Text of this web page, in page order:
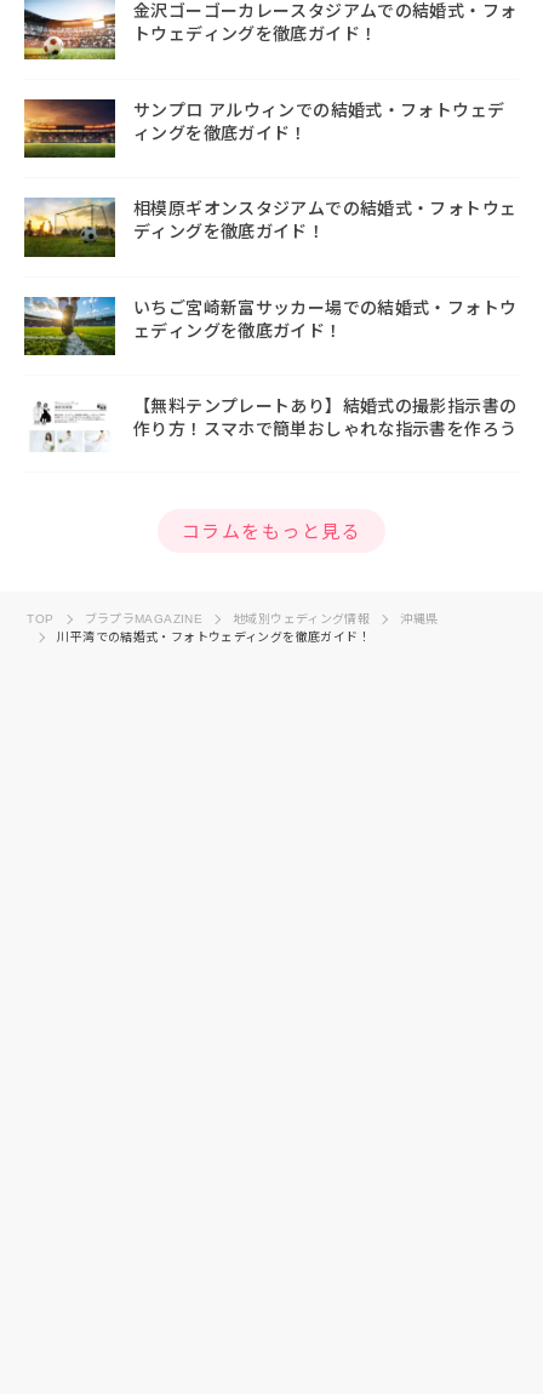
金沢ゴーゴーカレースタジアムでの結婚式・フォ
トウェディングを徹底ガイド！
サンプロ アルウィンでの結婚式・フォトウェデ
ィングを徹底ガイド！
相模原ギオンスタジアムでの結婚式・フォトウェ
ディングを徹底ガイド！
いちご宮崎新富サッカー場での結婚式・フォトウ
ェディングを徹底ガイド！
【無料テンプレートあり】結婚式の撮影指示書の
作り方！スマホで簡単おしゃれな指示書を作ろう
コラムをもっと見る
TOP ブラプラMAGAZINE 地域別ウェディング情報
沖縄県
川平湾での結婚式・フォトウェディングを徹底ガイド！